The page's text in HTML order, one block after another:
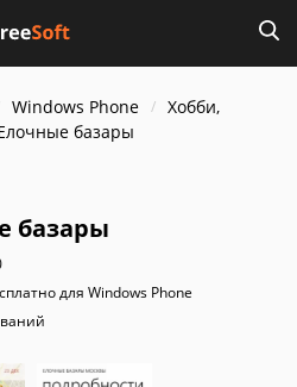
Windows Phone
Хобби,
базары
базары
для Windows Phone